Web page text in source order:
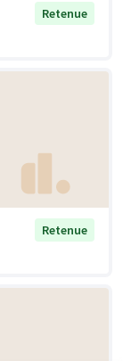
Retenue
Retenue